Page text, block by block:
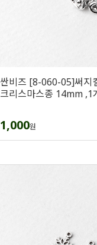
싼비즈 [8-060-05]써지
크리스마스종 14mm ,1
1,000원